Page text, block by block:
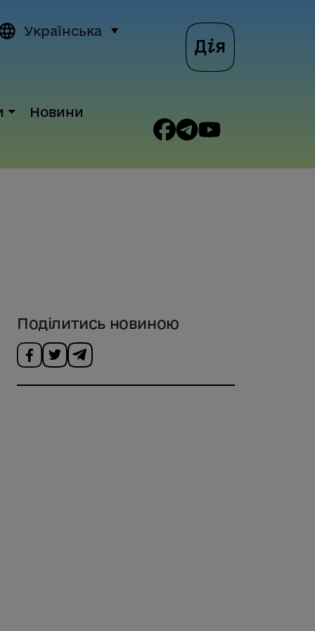
Українська
Новини
Поділитись новиною